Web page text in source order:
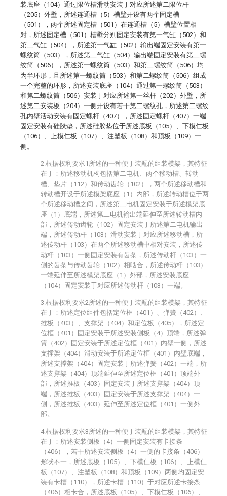
装底座（104）通过限位槽滑动安装于对应所述第二限位杆
（205）外壁，所述连通槽（5）槽壁开设有两个固定槽
（501），两个所述固定槽（501）在连通槽（5）槽壁位置相
对，所述固定槽（501）槽壁分别固定安装有第一气缸（502）和
第二气缸（504），所述第一气缸（502）输出端固定安装有第一
螺纹筒（503），所述第二气缸（504）输出端固定安装有第二螺
纹筒（506），所述第一螺纹筒（503）和第二螺纹筒（506）均
为半环形，且所述第一螺纹筒（503）和第二螺纹筒（506）组成
一个完整的环形，所述安装底座（104）通过第一螺纹筒（503）
和第二螺纹筒（506）安装于对应所述第一丝杆（202）外壁，所
述第二安装板（204）一侧开设有若干第二螺纹孔，所述第二螺纹
孔内壁活动安装有固定螺杆（407），所述固定螺杆（407）一端
固定安装有硅胶垫，所述硅胶垫位于所述底板（105）、下模仁板
（106）、上模仁板（107）、注塑板（108）和顶板（109）一
侧。
2.根据权利要求1所述的一种便于装配的组装模架，其特征
在于：所述移动机构包括第二电机、两个移动槽、转动
槽、垫片（112）和传动齿轮（102），两个所述移动槽和
转动槽开设于所述模架底座（1）内部，所述转动槽位于两
个所述移动槽之间，所述第二电机固定安装于所述模架底
座（1）底端，所述第二电机输出端延伸至所述转动槽内
部，所述传动齿轮（102）固定安装于所述第二电机输出
端，所述传动杆（103）滑动安装于对应所述移动槽，所
述传动杆（103）在两个所述移动槽中相对安装，所述传
动杆（103）一侧固定安装有齿条，所述传动杆（103）一
侧的齿条与传动齿轮（102）相啮合，所述传动杆（103）
一端延伸至所述模架底座（1）外部，所述安装底座
（104）固定安装于对应所述传动杆（103）一端。
3.根据权利要求2所述的一种便于装配的组装模架，其特征
在于：所述定位组件包括定位框（401）、弹簧（402）、
推板（403）、支撑架（404）和定位板（405），所述定
位框（401）固定安装于所述安装侧板（4）顶端，所述弹
簧（402）固定安装于所述定位框（401）内壁一侧，所述
支撑架（404）滑动安装于所述定位框（401）内壁底端，
所述支撑架（404）固定安装于所述弹簧（402）一端，所
述支撑架（404）顶端延伸至所述定位框（401）顶端外
部，所述推板（403）固定安装于所述支撑架（404）顶
端，所述推板（403）固定安装于所述支撑架（404）一
侧，所述推板（403）延伸至所述定位框（401）一侧外
部。
4.根据权利要求3所述的一种便于装配的组装模架，其特征
在于：所述安装侧板（4）一侧固定安装有卡接条
（406），若干所述安装侧板（4）一侧的卡接条（406）
形状不一，所述底板（105）、下模仁板（106）、上模仁
板（107）、注塑板（108）和顶板（109）两侧均固定安
装有卡槽（110），所述卡槽（110）于对应所述卡接条
（406）相卡合，所述底板（105）、下模仁板（106）、